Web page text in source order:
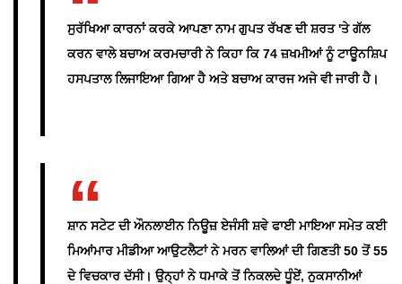
ਸੁਰੱਖਿਆ ਕਾਰਨਾਂ ਕਰਕੇ ਆਪਣਾ ਨਾਮ ਗੁਪਤ ਰੱਖਣ ਦੀ ਸ਼ਰਤ 'ਤੇ ਗੱਲ
ਕਰਨ ਵਾਲੇ ਬਚਾਅ ਕਰਮਚਾਰੀ ਨੇ ਕਿਹਾ ਕਿ 74 ਜ਼ਖਮੀਆਂ ਨੂੰ ਟਾਊਨਸ਼ਿਪ
ਹਸਪਤਾਲ ਲਿਜਾਇਆ ਗਿਆ ਹੈ ਅਤੇ ਬਚਾਅ ਕਾਰਜ ਅਜੇ ਵੀ ਜਾਰੀ ਹੈ।
ਸ਼ਾਨ ਸਟੇਟ ਦੀ ਔਨਲਾਈਨ ਨਿਊਜ਼ ਏਜੰਸੀ ਸ਼ਵੇ ਫਾਈ ਮਾਇਆ ਸਮੇਤ ਕਈ
ਮਿਆਂਮਾਰ ਮੀਡੀਆ ਆਉਟਲੈਟਾਂ ਨੇ ਮਰਨ ਵਾਲਿਆਂ ਦੀ ਗਿਣਤੀ 50 ਤੋਂ 55
ਦੇ ਵਿਚਕਾਰ ਦੱਸੀ। ਉਨ੍ਹਾਂ ਨੇ ਧਮਾਕੇ ਤੋਂ ਨਿਕਲਦੇ ਧੂੰਏਂ, ਨੁਕਸਾਨੀਆਂ